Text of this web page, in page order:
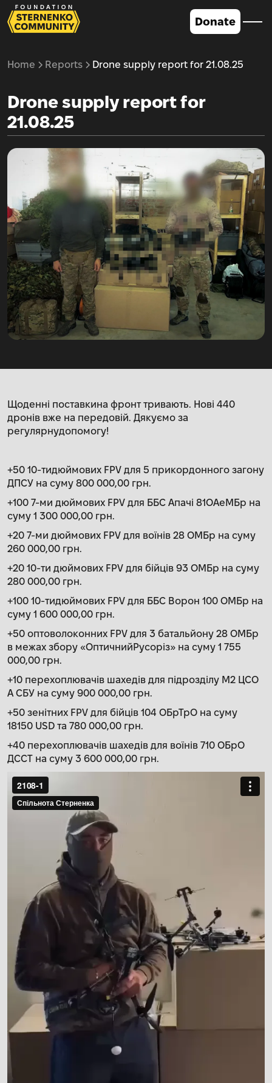
Donate
Home Reports Drone supply report for 21.08.25
Drone supply report for
21.08.25
Щоденні поставкина фронт тривають. Нові 440
дронів вже на передовій. Дякуємо за
регулярнудопомогу!
+50 10-тидюймових FPV для 5 прикордонного загону
ДПСУ на суму 800 000,00 грн.
+100 7-ми дюймових FPV для ББС Апачі 81ОАеМБр на
суму 1 300 000,00 грн.
+20 7-ми дюймових FPV для воїнів 28 ОМБр на суму
260 000,00 грн.
+20 10-ти дюймових FPV для бійців 93 ОМБр на суму
280 000,00 грн.
+100 10-тидюймових FPV для ББС Ворон 100 ОМБр на
суму 1 600 000,00 грн.
+50 оптоволоконних FPV для 3 батальйону 28 ОМБр
в межах збору «ОптичнийРусоріз» на суму 1 755
000,00 грн.
+10 перехоплювачів шахедів для підрозділу М2 ЦСО
А СБУ на суму 900 000,00 грн.
+50 зенітних FPV для бійців 104 ОБрТрО на суму
18150 USD та 780 000,00 грн.
+40 перехоплювачів шахедів для воїнів 710 ОБрО
ДССТ на суму 3 600 000,00 грн.